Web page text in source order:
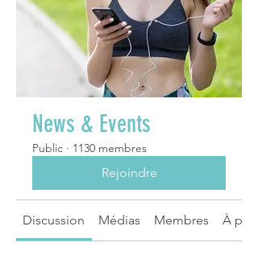
News & Events
Public · 1130 membres
Rejoindre
Discussion Médias Membres À